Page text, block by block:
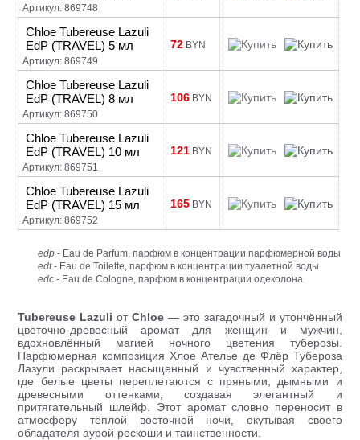
Артикул: 869748
Chloe Tubereuse Lazuli
EdP (TRAVEL) 5 мл
Артикул: 869749
72 BYN
Chloe Tubereuse Lazuli
EdP (TRAVEL) 8 мл
Артикул: 869750
106 BYN
Chloe Tubereuse Lazuli
EdP (TRAVEL) 10 мл
Артикул: 869751
121 BYN
Chloe Tubereuse Lazuli
EdP (TRAVEL) 15 мл
Артикул: 869752
165 BYN
edp - Eau de Parfum, парфюм в концентрации парфюмерной воды
edt- Eau de Toilette, парфюм в концентрации туалетной воды
edc - Eau de Cologne, парфюм в концентрации одеколона
Tubereuse Lazuli отChloe — это загадочный и утончённый
цветочно-древесный аромат для женщин и мужчин,
вдохновлённый магией ночного цветения туберозы.
Парфюмерная композиция Хлое Ателье де Флёр Тубероза
Лазули раскрывает насыщенный и чувственный характер,
где белые цветы переплетаются с пряными, дымными и
древесными оттенками, создавая элегантный и
притягательный шлейф. Этот аромат словно переносит в
атмосферу тёплой восточной ночи, окутывая своего
обладателя аурой роскоши и таинственности.